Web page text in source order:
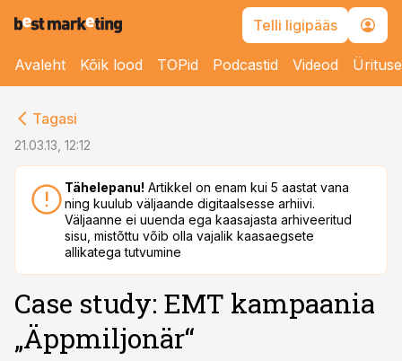
Telli ligipääs
Avaleht Kõik lood TOPid Podcastid Videod
Tagasi
21.03.13, 12:12
Tähelepanu! Artikkel on enam kui 5 aastat vana
ning kuulub väljaande digitaalsesse arhiivi.
Väljaanne ei uuenda ega kaasajasta arhiveeritud
sisu, mistõttu võib olla vajalik kaasaegsete
allikatega tutvumine
Case study: EMT kampaania
„Äppmiljonär“